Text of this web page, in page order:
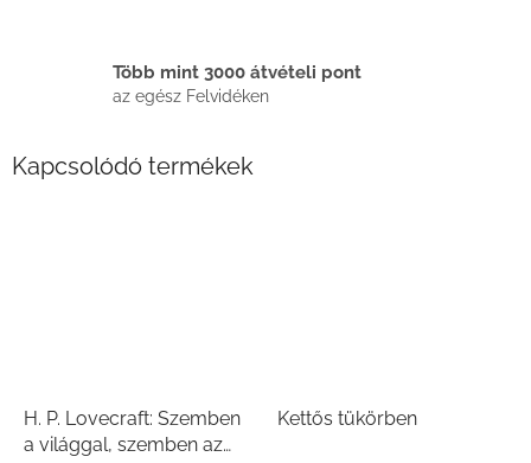
Több mint 3000 átvételi pont
az egész Felvidéken
Kapcsolódó termékek
H. P. Lovecraft: Szemben
a világgal, szemben az
Kettős tükörben